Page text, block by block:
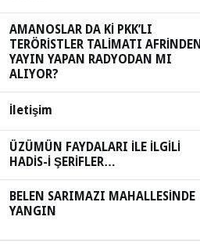
AMANOSLAR DA Kİ PKK’LI
TERÖRİSTLER TALİMATI AFRİNDEN
YAYIN YAPAN RADYODAN MI
ALIYOR?
İletişim
ÜZÜMÜN FAYDALARI İLE İLGİLİ
HADİS-İ ŞERİFLER…
BELEN SARIMAZI MAHALLESİNDE
YANGIN